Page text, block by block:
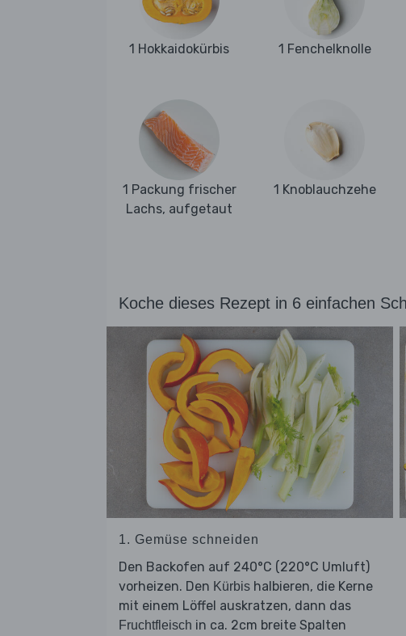
1 Hokkaidokürbis 1 Fenchelknolle
1 Packung frischer
Lachs, aufgetaut
1 Knoblauchzehe
Koche dieses Rezept in 6 einfachen
1. Gemüse schneiden
Den Backofen auf 240°C (220°C Umluft)
vorheizen. Den Kürbis halbieren, die Kerne
mit einem Löffel auskratzen, dann das
Fruchtfleisch in ca. 2cm breite Spalten